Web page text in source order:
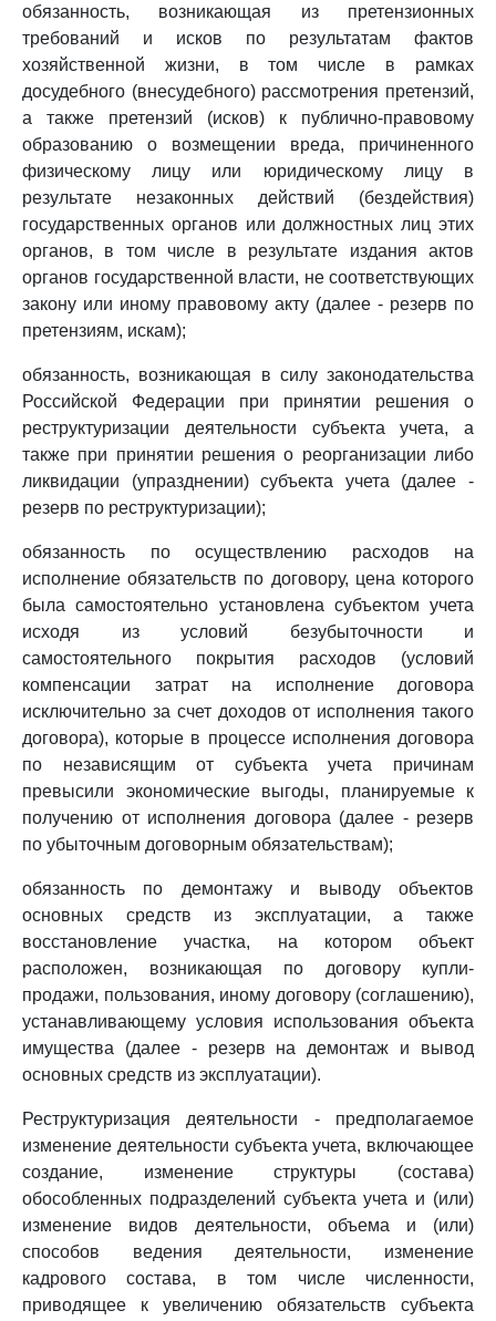
обязанность, возникающая из претензионных
требований и исков по результатам фактов
хозяйственной жизни, в том числе в рамках
досудебного (внесудебного) рассмотрения претензий,
а также претензий (исков) к публично-правовому
образованию о возмещении вреда, причиненного
физическому лицу или юридическому лицу в
результате незаконных действий (бездействия)
государственных органов или должностных лиц этих
органов, в том числе в результате издания актов
органов государственной власти, не соответствующих
закону или иному правовому акту (далее - резерв по
претензиям, искам);
обязанность, возникающая в силу законодательства
Российской Федерации при принятии решения о
реструктуризации деятельности субъекта учета, а
также при принятии решения о реорганизации либо
ликвидации (упразднении) субъекта учета (далее -
резерв по реструктуризации);
обязанность по осуществлению расходов на
исполнение обязательств по договору, цена которого
была самостоятельно установлена субъектом учета
исходя из условий безубыточности и
самостоятельного покрытия расходов (условий
компенсации затрат на исполнение договора
исключительно за счет доходов от исполнения такого
договора), которые в процессе исполнения договора
по независящим от субъекта учета причинам
превысили экономические выгоды, планируемые к
получению от исполнения договора (далее - резерв
по убыточным договорным обязательствам);
обязанность по демонтажу и выводу объектов
основных средств из эксплуатации, а также
восстановление участка, на котором объект
расположен, возникающая по договору купли-
продажи, пользования, иному договору (соглашению),
устанавливающему условия использования объекта
имущества (далее - резерв на демонтаж и вывод
основных средств из эксплуатации).
Реструктуризация деятельности - предполагаемое
изменение деятельности субъекта учета, включающее
создание, изменение структуры (состава)
обособленных подразделений субъекта учета и (или)
изменение видов деятельности, объема и (или)
способов ведения деятельности, изменение
кадрового состава, в том числе численности,
приводящее к увеличению обязательств субъекта